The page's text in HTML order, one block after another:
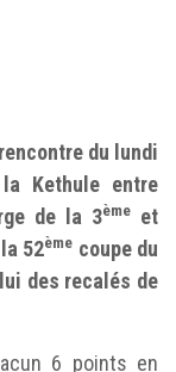
du lundi
Kethule entre
de la 3ème et
52ème coupe du
des recalés de
6 points en